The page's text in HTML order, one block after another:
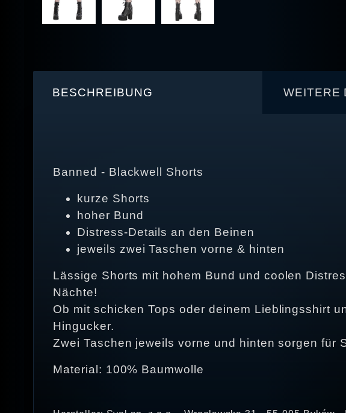
BESCHREIBUNG WEITERE
Banned - Blackwell Shorts
kurze Shorts
hoher Bund
Distress-Details an den Beinen
jeweils zwei Taschen vorne & hinten
Lässige Shorts mit hohem Bund und coolen
Nächte!
Ob mit schicken Tops oder deinem Lieblingsshirt
Hingucker.
Zwei Taschen jeweils vorne und hinten sorgen für
Material: 100% Baumwolle